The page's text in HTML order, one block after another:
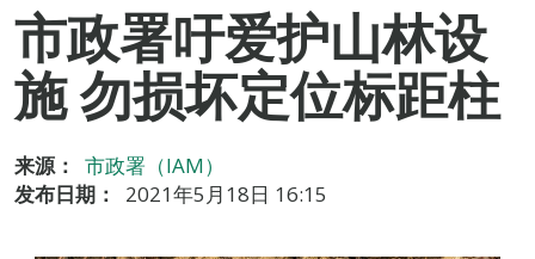
市政署吁爱护山林设
施 勿损坏定位标距柱
来源：
市政署（IAM）
发布日期：
2021年5月18日 16:15